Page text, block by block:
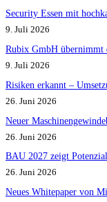
Security Essen mit
9. Juli 2026
Rubix GmbH
9. Juli 2026
Risiken erkannt –
26. Juni 2026
Neuer
26. Juni 2026
BAU 2027 zeigt
26. Juni 2026
Neues Whitepaper von